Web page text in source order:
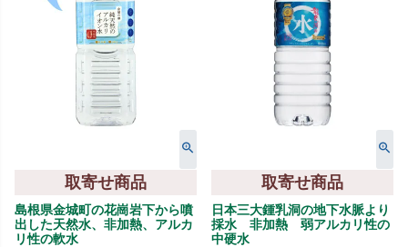
取寄せ商品
島根県金城町の花崗岩下から噴
出した天然水、非加熱、アルカ
リ性の軟水
取寄せ商品
日本三大鍾乳洞の地下水脈より
採水 非加熱 弱アルカリ性の
中硬水